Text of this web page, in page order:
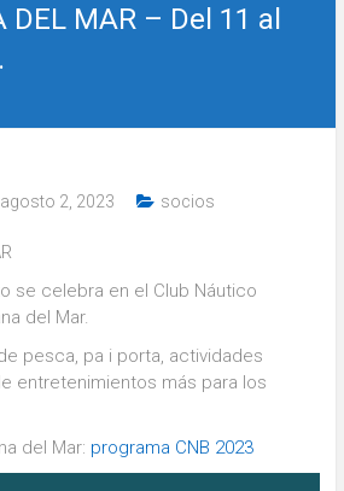
DEL MAR – Del 11 al
agosto 2, 2023 socios
se celebra en el Club Náutico
del Mar.
pesca, pa i porta, actividades
entretenimientos más para los
del Mar: programa CNB 2023